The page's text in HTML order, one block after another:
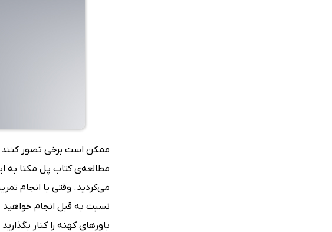
ممکن است برخی تصور کنند
مطالعه‌ی کتاب پل مکنا به
می‌کردید. وقتی با انجام
نسبت به قبل انجام
باورهای کهنه را کنار